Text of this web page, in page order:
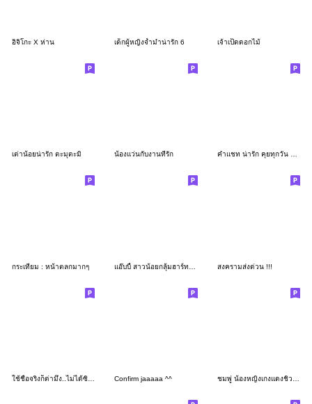
อิจิโกะ X ห่าน เด็กผู้หญิงจ้ำม่ำน่ารัก 6 เจ้าเป็ดดอกไม้
เต่าน้อยน่ารัก ตะมุตะมิ น้องแว่นกับงานที่รัก คำแชท น่ารัก คุยทุกวัน อังกฤษ
กระเทียม : หน้าตลกมากๆ สงครามส่งด่วน !!!
Confirm jaaaaa ^^